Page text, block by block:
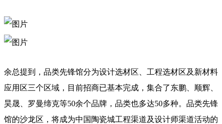
余总提到，品类先锋馆分为设计选材区、工程选材区及新材料
应用区三个区域，目前招商已基本完成，集合了东鹏、顺辉、
昊晟、罗曼缔克等50余个品牌，品类也多达50多种。品类先锋
馆的沙龙区，将成为中国陶瓷城工程渠道及设计师渠道活动的